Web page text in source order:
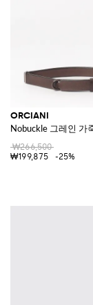
ORCIANI
Nobuckle 그레인 가
₩266,500
₩199,875
-25%